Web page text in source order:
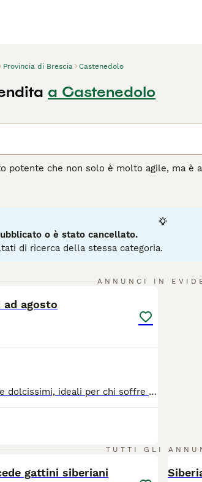
Provincia di Brescia Castenedolo
a Castenedolo
potente che non solo è molto agile, ma è
bell'aspetto. Da quando sono arrivati in
Siberiano per informazioni su questa
o è stato cancellato.
di ricerca della stessa categoria.
ANNUNCI IN
agosto
Gattini siberiani neva masquerade dolcissimi, ideali per chi soffre di allergie poiché una delle particolarità di questa razza consiste nella sua quasi totale mancanza di produzione della proteina Fel d1, responsabile delle allergie. Il 12 maggio scorso è nata una splendida cucciolata da mamma Minou e papà Indaco composta da 5 stupendi cuccioli, Napoleone, Nairobi, Nocciola, Newton e Neve che saranno disponibili a partire dalla metà di agosto. I cuccioli vengono ceduti sverminati, vaccinati, abituati alla lettiera e al tira graffi
TUTTI GLI
gattini siberiani